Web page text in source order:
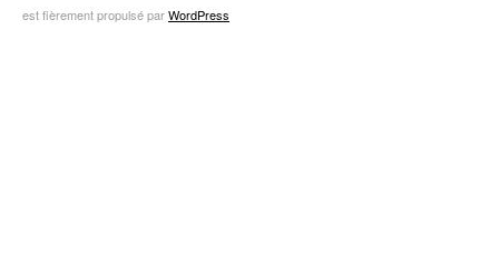
est fièrement propulsé parWordPress